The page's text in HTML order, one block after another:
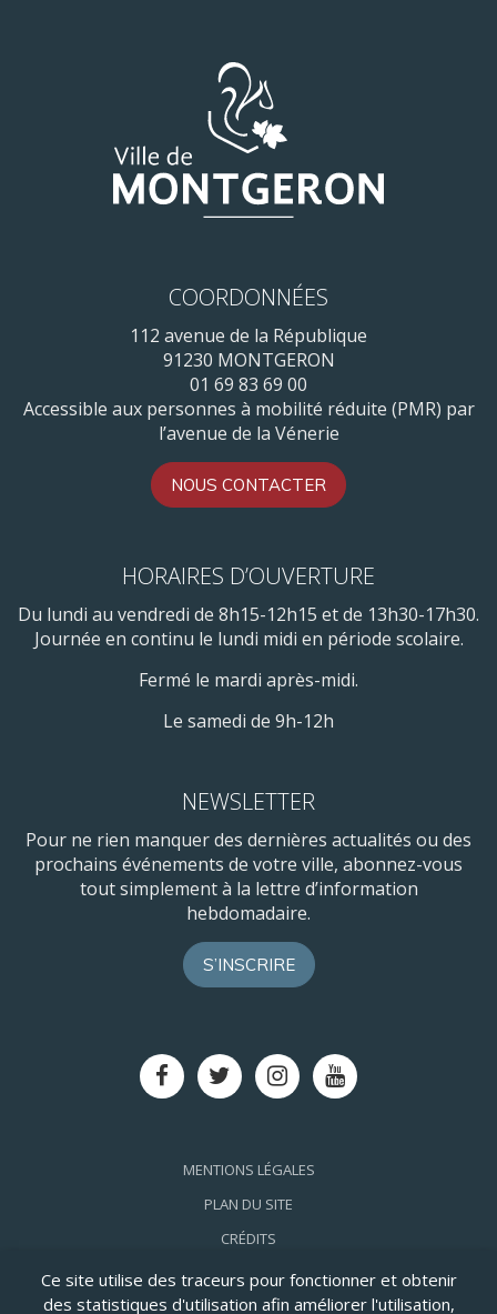
Ce site utilise des traceurs pour fonctionner et obtenir
des statistiques d'utilisation afin améliorer l'utilisation,
COORDONNÉES
112 avenue de la République
91230 MONTGERON
01 69 83 69 00
Accessible aux personnes à mobilité réduite (PMR) par
l’avenue de la Vénerie
NOUS CONTACTER
HORAIRES D’OUVERTURE
Du lundi au vendredi de 8h15-12h15 et de 13h30-17h30.
Journée en continu le lundi midi en période scolaire.
Fermé le mardi après-midi.
Le samedi de 9h-12h
NEWSLETTER
Pour ne rien manquer des dernières actualités ou des
prochains événements de votre ville, abonnez-vous
tout simplement à la lettre d’information
hebdomadaire.
S’INSCRIRE
Lien
vers
Facebook
Lien
vers
Twitter
Lien
vers
Instagram
Lien
vers
MENTIONS LÉGALES
PLAN DU SITE
CRÉDITS
ACCESSIBILITÉ: PARTIELLEMENT CONFORME